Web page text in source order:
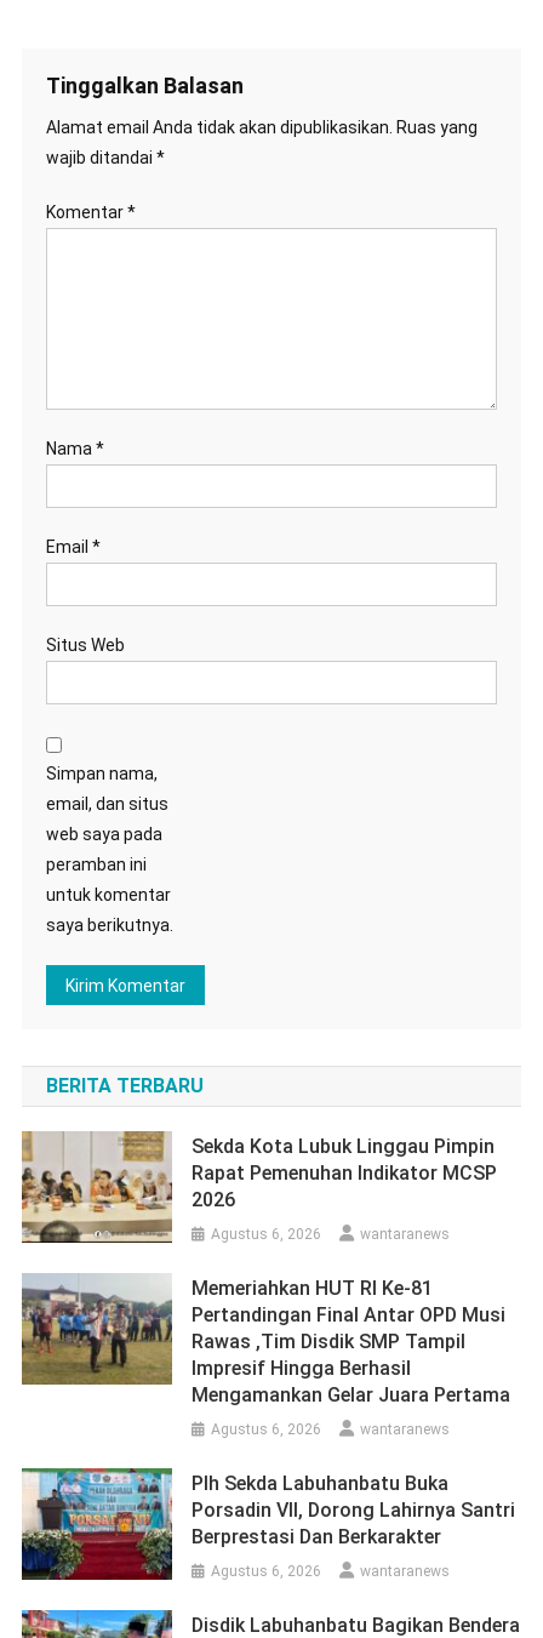
Tinggalkan Balasan
Alamat email Anda tidak akan dipublikasikan. Ruas yang
wajib ditandai *
Komentar*
Nama *
Email *
Situs Web
Simpan nama,
email, dan situs
web saya pada
peramban ini
untuk komentar
saya berikutnya.
BERITA TERBARU
Sekda Kota Lubuk Linggau Pimpin
Rapat Pemenuhan Indikator MCSP
2026
Agustus 6, 2026 wantaranews
Memeriahkan HUT RI Ke-81
Pertandingan Final Antar OPD Musi
Rawas ,Tim Disdik SMP Tampil
Impresif Hingga Berhasil
Mengamankan Gelar Juara Pertama
Agustus 6, 2026 wantaranews
Plh Sekda Labuhanbatu Buka
Porsadin VII, Dorong Lahirnya Santri
Berprestasi Dan Berkarakter
Agustus 6, 2026 wantaranews
Disdik Labuhanbatu Bagikan Bendera